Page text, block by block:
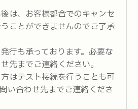
は、お客様都合でのキャンセ
ことができませんのでご了承
行も承っております。必要な
先までご連絡ください。
はテスト接続を行うことも可
い合わせ先までご連絡くださ